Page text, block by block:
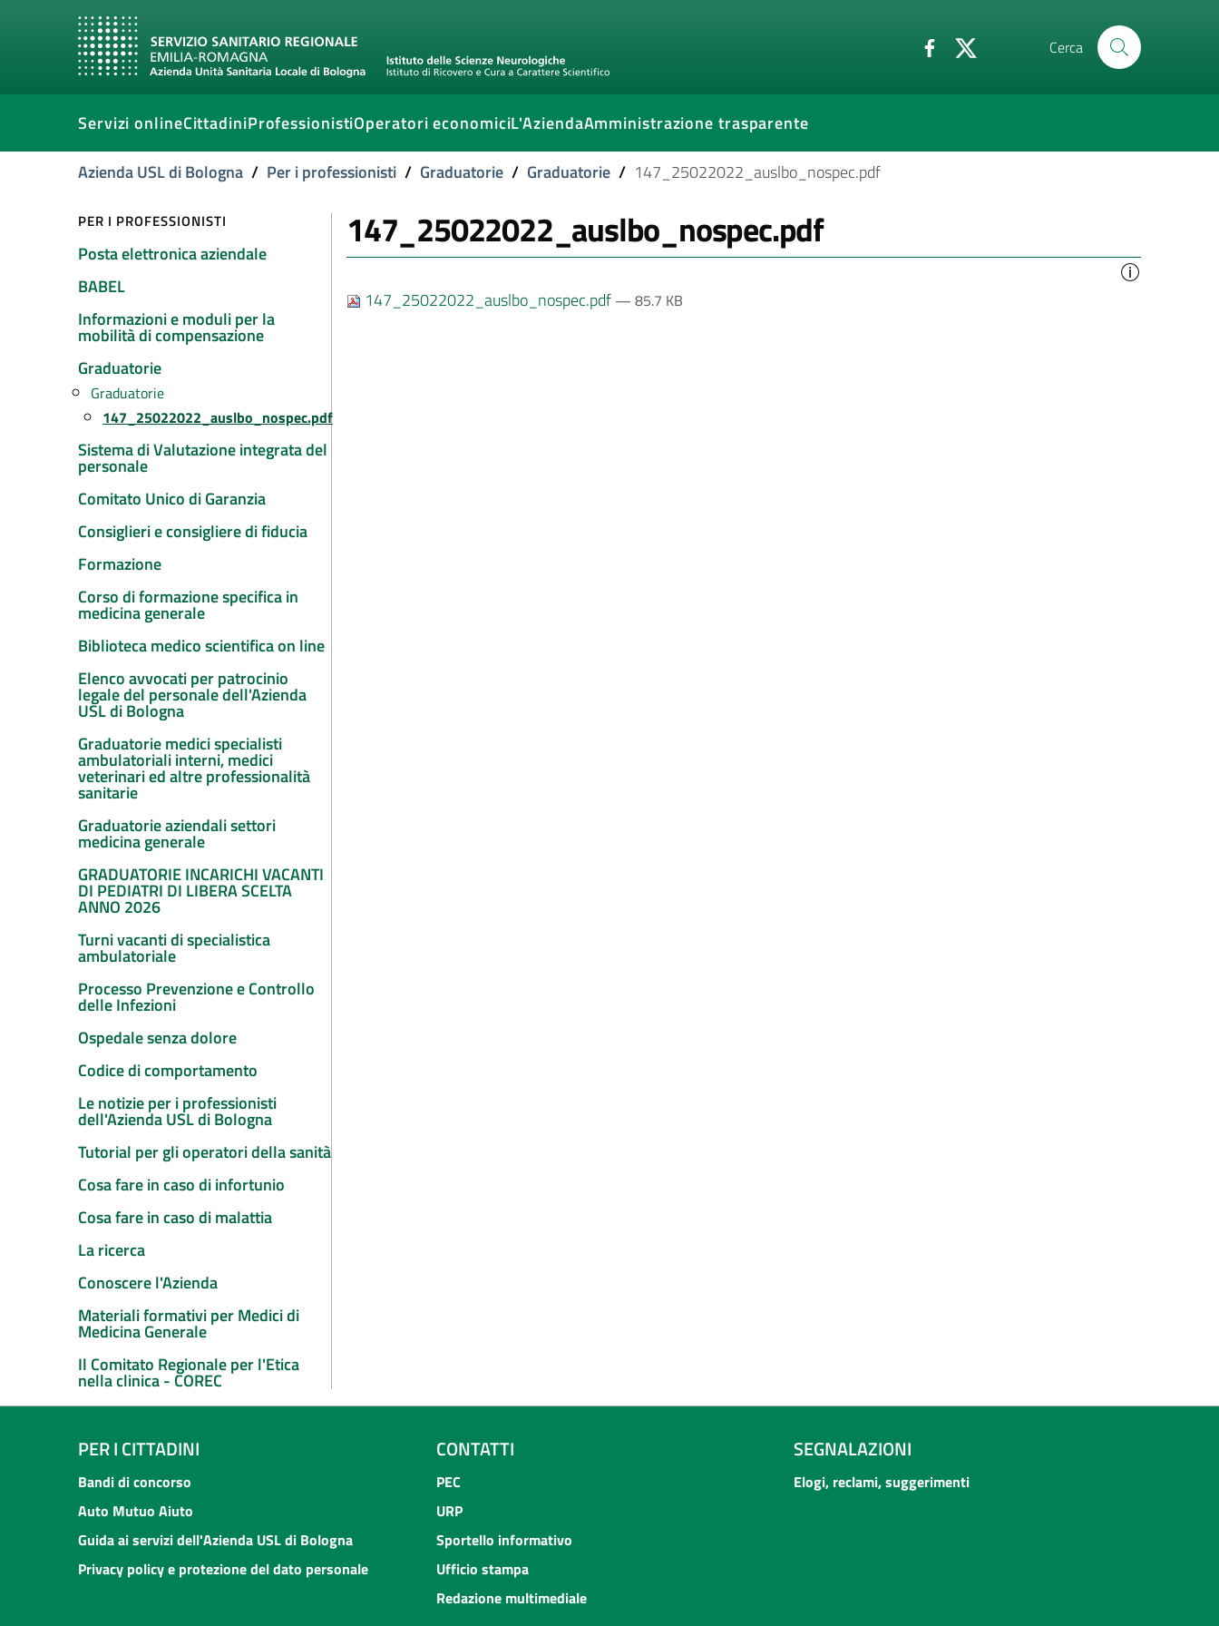
Cerca
Servizi onlineCittadiniProfessionistiOperatori economiciL'AziendaAmministrazione trasparente
Azienda USL di Bologna / Per i professionisti / Graduatorie / Graduatorie / 147_25022022_auslbo_nospec.pdf
PER I PROFESSIONISTI
Posta elettronica aziendale
BABEL
Informazioni e moduli per la
mobilità di compensazione
Graduatorie
Graduatorie
147_25022022_auslbo_nospec.pdf
Sistema di Valutazione integrata del
personale
Comitato Unico di Garanzia
Consiglieri e consigliere di fiducia
Formazione
Corso di formazione specifica in
medicina generale
Biblioteca medico scientifica on line
Elenco avvocati per patrocinio
legale del personale dell'Azienda
USL di Bologna
Graduatorie medici specialisti
ambulatoriali interni, medici
veterinari ed altre professionalità
sanitarie
Graduatorie aziendali settori
medicina generale
GRADUATORIE INCARICHI VACANTI
DI PEDIATRI DI LIBERA SCELTA
ANNO 2026
Turni vacanti di specialistica
ambulatoriale
Processo Prevenzione e Controllo
delle Infezioni
Ospedale senza dolore
Codice di comportamento
Le notizie per i professionisti
dell'Azienda USL di Bologna
Tutorial per gli operatori della sanità
Cosa fare in caso di infortunio
Cosa fare in caso di malattia
La ricerca
Conoscere l'Azienda
Materiali formativi per Medici di
Medicina Generale
Il Comitato Regionale per l'Etica
nella clinica - COREC
147_25022022_auslbo_nospec.pdf
147_25022022_auslbo_nospec.pdf — 85.7 KB
PER I CITTADINI
Bandi di concorso
Auto Mutuo Aiuto
Guida ai servizi dell'Azienda USL di Bologna
Privacy policy e protezione del dato personale
CONTATTI
PEC
URP
Sportello informativo
Ufficio stampa
Redazione multimediale
SEGNALAZIONI
Elogi, reclami, suggerimenti